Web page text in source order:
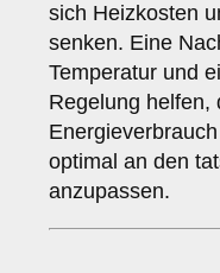
sich Heizkosten
senken. Eine
Temperatur und
Regelung helfen,
optimal an den
anzupassen.